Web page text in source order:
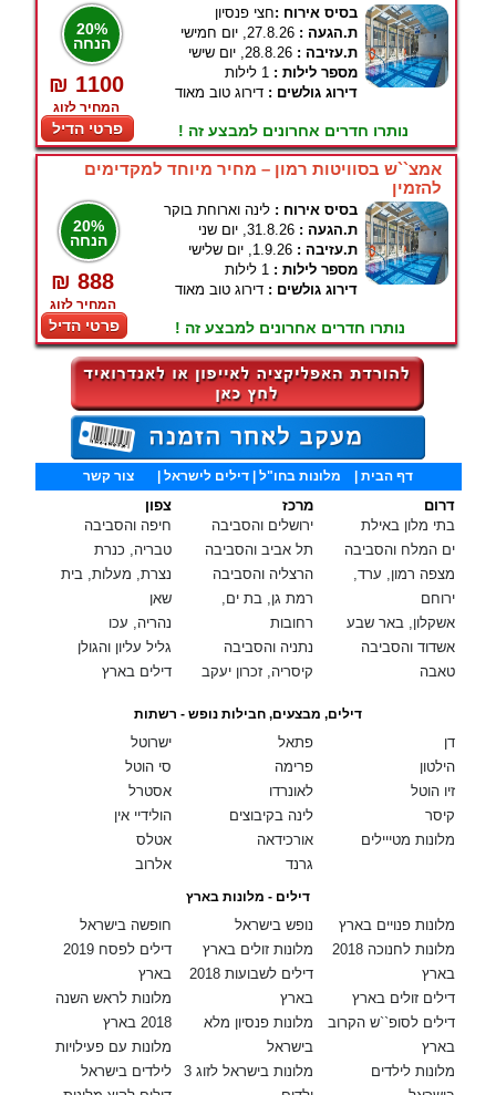
20%
הנחה
₪ 1100
המחיר לזוג
פרטי הדיל
בסיס אירוח :חצי פנסיון
ת.הגעה : 27.8.26, יום חמישי
ת.עזיבה : 28.8.26, יום שישי
מספר לילות : 1 לילות
דירוג גולשים : דירוג טוב מאוד
נותרו חדרים אחרונים למבצע זה !
אמצ``ש בסוויטות רמון – מחיר מיוחד למקדימים
להזמין
20%
הנחה
₪ 888
המחיר לזוג
פרטי הדיל
בסיס אירוח : לינה וארוחת בוקר
ת.הגעה : 31.8.26, יום שני
ת.עזיבה : 1.9.26, יום שלישי
מספר לילות : 1 לילות
דירוג גולשים : דירוג טוב מאוד
נותרו חדרים אחרונים למבצע זה !
דף הבית מלונות בחו"ל | דילים לישראל | צור קשר
צפון
חיפה והסביבה
טבריה, כנרת
נצרת, מעלות, בית
שאן
נהריה, עכו
גליל עליון והגולן
דילים בארץ
מרכז
ירושלים והסביבה
תל אביב והסביבה
הרצליה והסביבה
רמת גן, בת ים,
רחובות
נתניה והסביבה
קיסריה, זכרון יעקב
דרום
בתי מלון באילת
ים המלח והסביבה
מצפה רמון, ערד,
ירוחם
אשקלון, באר שבע
אשדוד והסביבה
טאבה
דילים, מבצעים, חבילות נופש - רשתות
ישרוטל
סי הוטל
אסטרל
הולידיי אין
אטלס
אלרוב
פתאל
פרימה
לאונרדו
לינה בקיבוצים
אורכידאה
גרנד
דן
הילטון
זיו הוטל
קיסר
מלונות מטייילים
דילים - מלונות בארץ
חופשה בישראל
דילים לפסח 2019
בארץ
מלונות לראש השנה
2018 בארץ
מלונות עם פעילויות
לילדים בישראל
נופש בישראל
מלונות זולים בארץ
דילים לשבועות 2018
בארץ
מלונות פנסיון מלא
בישראל
מלונות בישראל לזוג 3
מלונות פנויים בארץ
מלונות לחנוכה 2018
בארץ
דילים זולים בארץ
דילים לסופ``ש הקרוב
בארץ
מלונות לילדים